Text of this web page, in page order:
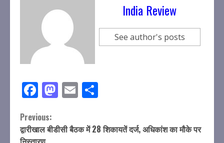
India Review
See author's posts
Facebook
Mastodon
Email
Continue
Previous:
द्वारीखाल बीडीसी बैठक में 28 शिकायतें दर्ज, अधिकांश का मौके पर